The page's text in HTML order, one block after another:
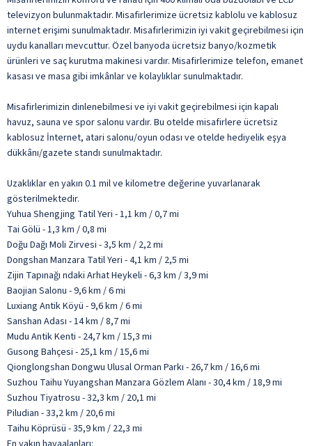
televizyon bulunmaktadır. Misafirlerimize ücretsiz kablolu ve kablosuz
internet erişimi sunulmaktadır. Misafirlerimizin iyi vakit geçirebilmesi için
uydu kanalları mevcuttur. Özel banyoda ücretsiz banyo/kozmetik
ürünleri ve saç kurutma makinesi vardır. Misafirlerimize telefon, emanet
kasası ve masa gibi imkânlar ve kolaylıklar sunulmaktadır.
Misafirlerimizin dinlenebilmesi ve iyi vakit geçirebilmesi için kapalı
havuz, sauna ve spor salonu vardır. Bu otelde misafirlere ücretsiz
kablosuz İnternet, atari salonu/oyun odası ve otelde hediyelik eşya
dükkânı/gazete standı sunulmaktadır.
Uzaklıklar en yakın 0.1 mil ve kilometre değerine yuvarlanarak
gösterilmektedir.
Yuhua Shengjing Tatil Yeri - 1,1 km / 0,7 mi
Tai Gölü - 1,3 km / 0,8 mi
Doğu Dağı Moli Zirvesi - 3,5 km / 2,2 mi
Dongshan Manzara Tatil Yeri - 4,1 km / 2,5 mi
Zijin Tapınağı ndaki Arhat Heykeli - 6,3 km / 3,9 mi
Baojian Salonu - 9,6 km / 6 mi
Luxiang Antik Köyü - 9,6 km / 6 mi
Sanshan Adası - 14 km / 8,7 mi
Mudu Antik Kenti - 24,7 km / 15,3 mi
Gusong Bahçesi - 25,1 km / 15,6 mi
Qionglongshan Dongwu Ulusal Orman Parkı - 26,7 km / 16,6 mi
Suzhou Taihu Yuyangshan Manzara Gözlem Alanı - 30,4 km / 18,9 mi
Suzhou Tiyatrosu - 32,3 km / 20,1 mi
Piludian - 33,2 km / 20,6 mi
Taihu Köprüsü - 35,9 km / 22,3 mi